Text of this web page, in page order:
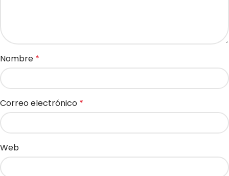
Nombre *
Correo electrónico *
Web